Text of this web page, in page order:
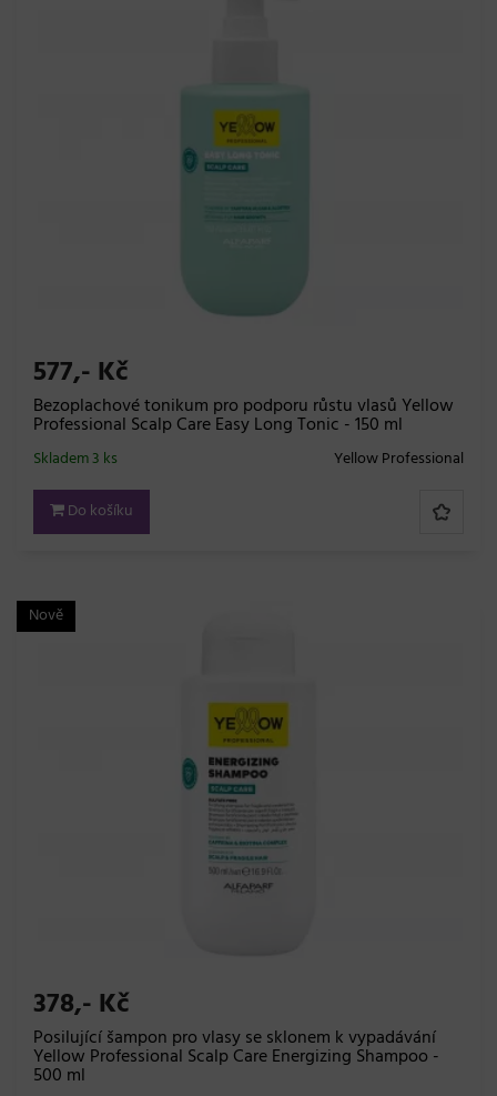
577,- Kč
Bezoplachové tonikum pro podporu růstu vlasů Yellow
Professional Scalp Care Easy Long Tonic - 150 ml
Yellow Professional
Skladem 3 ks
Do košíku
Nově
378,- Kč
Posilující šampon pro vlasy se sklonem k vypadávání
Yellow Professional Scalp Care Energizing Shampoo -
500 ml